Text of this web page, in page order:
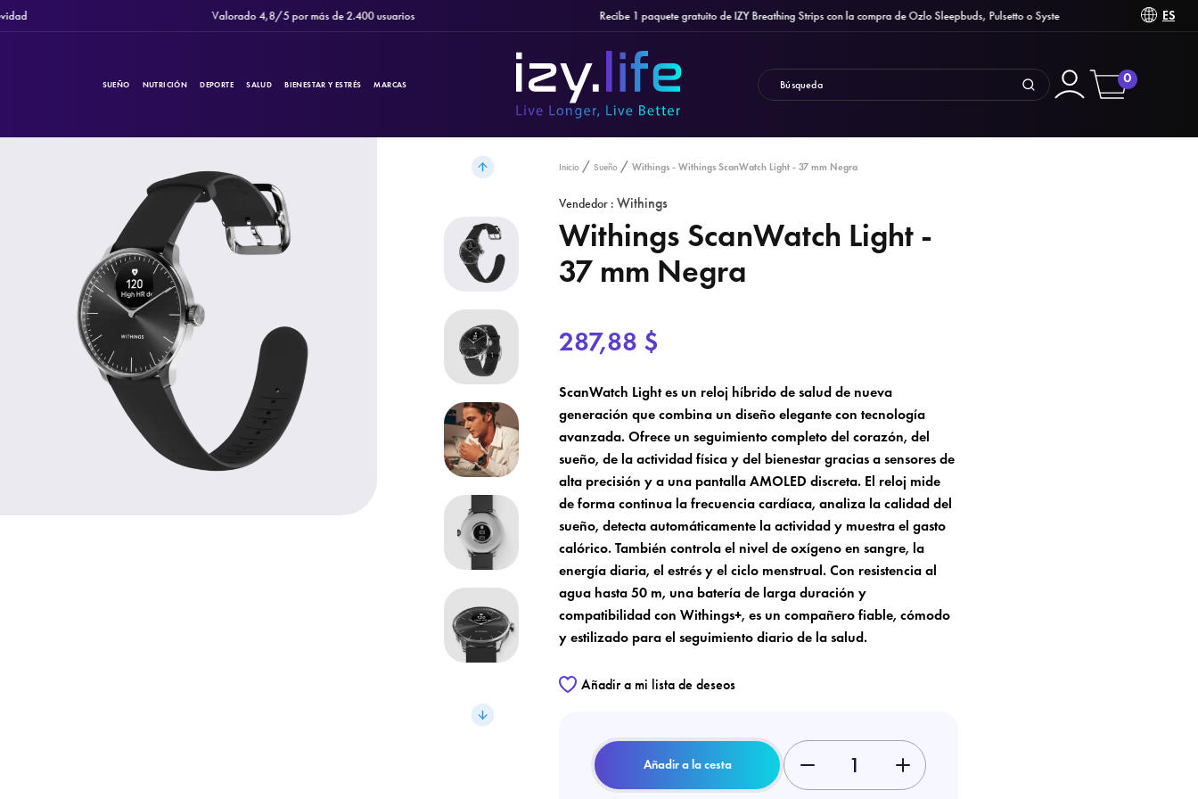
Valorado 4,8/5 por más de 2.400 usuarios Recibe 1 paquete gratuito de IZY Breathing Strips con la compra de Ozlo Sleepbuds, Pulsetto o Syste ES
SUEÑO NUTRICIÓN DEPORTE SALUD BIENESTAR Y ESTRÉS MARCAS
CATEGORÍAS
0
Inicio Sueño Withings - Withings ScanWatch Light - 37 mm Negra
Vendedor : Withings
Withings ScanWatch Light -
37 mm Negra
287,88 $
ScanWatch Light es un reloj híbrido de salud de nueva
generación que combina un diseño elegante con tecnología
avanzada. Ofrece un seguimiento completo del corazón, del
sueño, de la actividad física y del bienestar gracias a sensores de
alta precisión y a una pantalla AMOLED discreta. El reloj mide
de forma continua la frecuencia cardíaca, analiza la calidad del
sueño, detecta automáticamente la actividad y muestra el gasto
calórico. También controla el nivel de oxígeno en sangre, la
energía diaria, el estrés y el ciclo menstrual. Con resistencia al
agua hasta 50 m, una batería de larga duración y
compatibilidad con Withings+, es un compañero fiable, cómodo
y estilizado para el seguimiento diario de la salud.
Añadir a mi lista de deseos
- +
Añadir a la cesta